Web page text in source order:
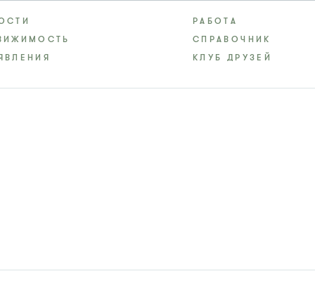
РАБОТА
СПРАВОЧНИК
КЛУБ ДРУЗЕЙ